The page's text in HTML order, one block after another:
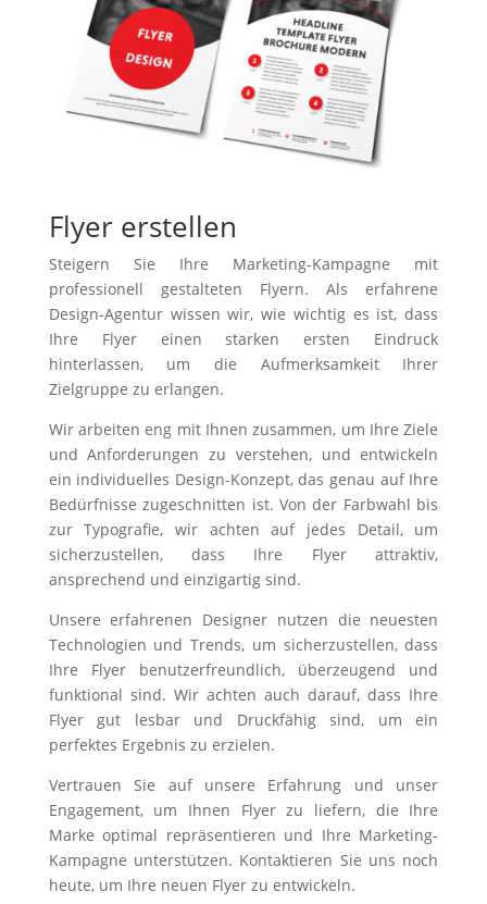
Flyer erstellen
Steigern Sie Ihre Marketing-Kampagne mit
professionell gestalteten Flyern. Als erfahrene
Design-Agentur wissen wir, wie wichtig es ist, dass
Ihre Flyer einen starken ersten Eindruck
hinterlassen, um die Aufmerksamkeit Ihrer
Zielgruppe zu erlangen.
Wir arbeiten eng mit Ihnen zusammen, um Ihre Ziele
und Anforderungen zu verstehen, und entwickeln
ein individuelles Design-Konzept, das genau auf Ihre
Bedürfnisse zugeschnitten ist. Von der Farbwahl bis
zur Typografie, wir achten auf jedes Detail, um
sicherzustellen, dass Ihre Flyer attraktiv,
ansprechend und einzigartig sind.
Unsere erfahrenen Designer nutzen die neuesten
Technologien und Trends, um sicherzustellen, dass
Ihre Flyer benutzerfreundlich, überzeugend und
funktional sind. Wir achten auch darauf, dass Ihre
Flyer gut lesbar und Druckfähig sind, um ein
perfektes Ergebnis zu erzielen.
Vertrauen Sie auf unsere Erfahrung und unser
Engagement, um Ihnen Flyer zu liefern, die Ihre
Marke optimal repräsentieren und Ihre Marketing-
Kampagne unterstützen. Kontaktieren Sie uns noch
heute, um Ihre neuen Flyer zu entwickeln.